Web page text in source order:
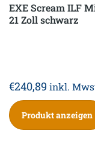
EXE Scream ILF
21 Zoll schwarz
€240,89 inkl.
Produkt anzeigen